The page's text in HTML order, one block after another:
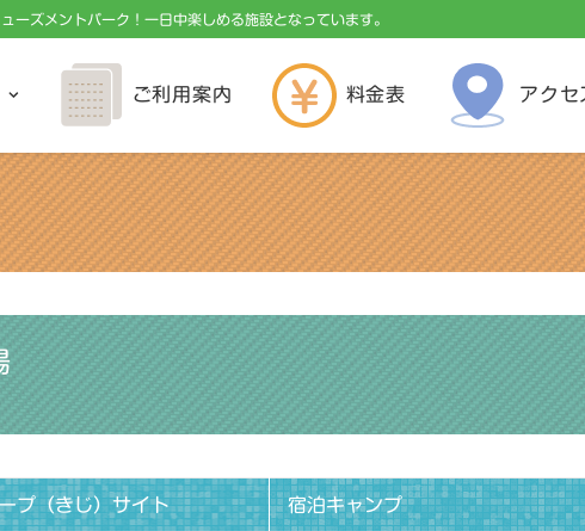
ーズメントパーク！一日中楽しめる施設となっています。
ご利用案内 料金表 アクセ
プ（きじ）サイト 宿泊キャンプ